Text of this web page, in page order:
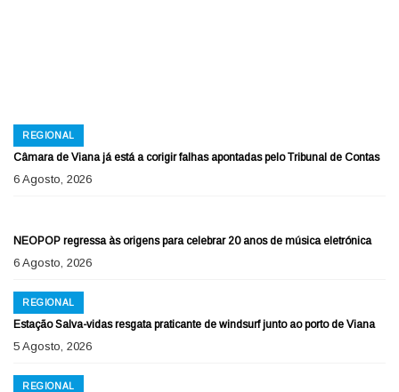
REGIONAL
Câmara de Viana já está a corigir falhas apontadas pelo Tribunal de Contas
6 Agosto, 2026
NEOPOP regressa às origens para celebrar 20 anos de música eletrónica
6 Agosto, 2026
REGIONAL
Estação Salva-vidas resgata praticante de windsurf junto ao porto de Viana
5 Agosto, 2026
REGIONAL